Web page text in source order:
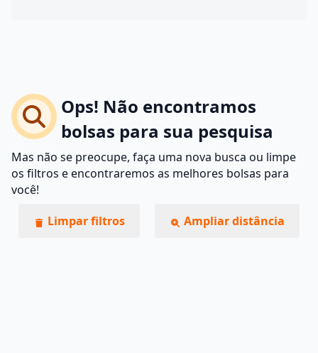
Ops! Não encontramos
bolsas para sua pesquisa
Mas não se preocupe, faça uma nova busca ou limpe
os filtros e encontraremos as melhores bolsas para
você!
Limpar filtros
Ampliar distância